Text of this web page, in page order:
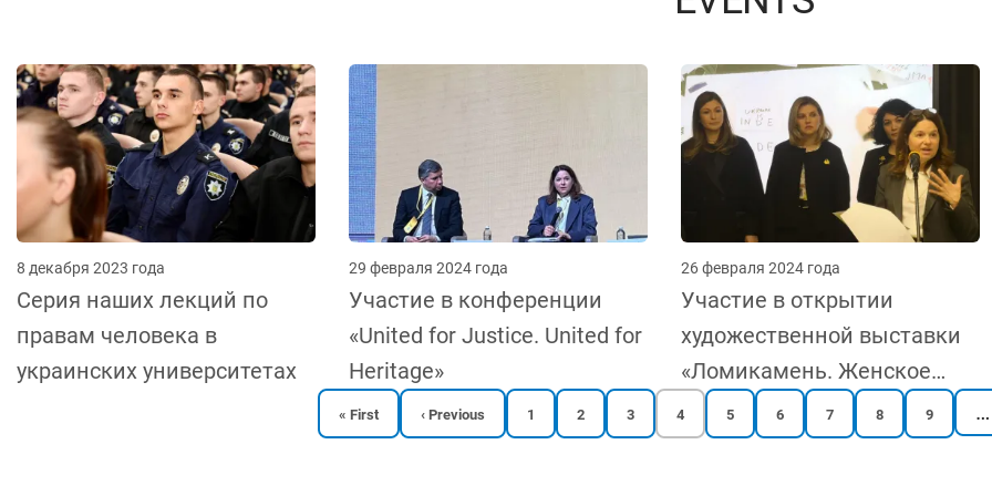
8 декабря 2023 года
Серия наших лекций по
правам человека в
украинских университетах
29 февраля 2024 года
Участие в конференции
«United for Justice. United for
Heritage»
26 февраля 2024 года
Участие в открытии
художественной выставки
«Ломикамень. Женское
сопротивление в Крыму»
Первая
страница
« First Предыдущая
страница
‹ Previous Reports
page
1 Reports
page
2 Reports
page
3 Текущая
страница
4 Reports
page
5 Reports
page
6 Reports
page
7 Reports
page
8 Reports
page
9 …